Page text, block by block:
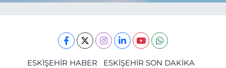
ESKİŞEHİR HABER
ESKİŞEHİR SON DAKİKA